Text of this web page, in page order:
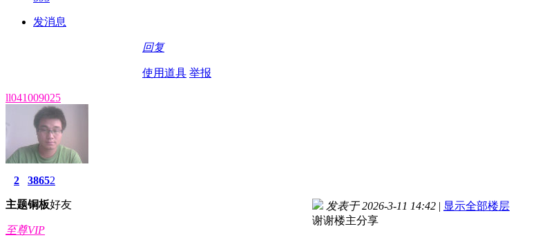
发消息
回复
使用道具 举报
ll041009025
2
主题
3865
铜板
2
好友
至尊VIP
发表于 2026-3-11 14:42 | 显示全部楼层
谢谢楼主分享